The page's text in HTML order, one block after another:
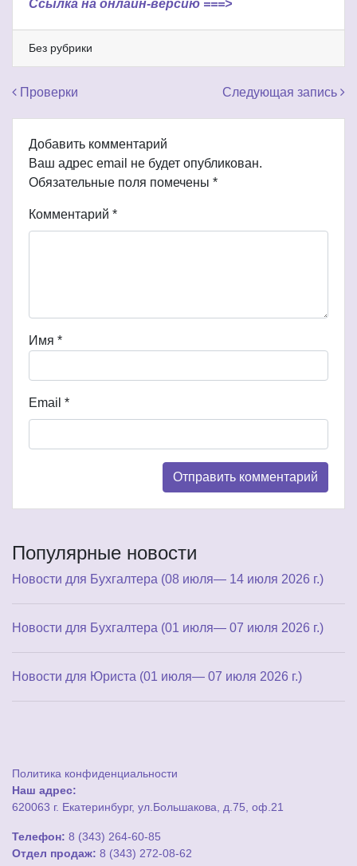
Ссылка на онлайн-версию ===>
Без рубрики
Навигация по записям
Проверки Следующая запись
Добавить комментарий
Ваш адрес email не будет опубликован.
Обязательные поля помечены *
Комментарий *
Имя *
Email *
Популярные новости
Новости для Бухгалтера (08 июля— 14 июля 2026 г.)
Новости для Бухгалтера (01 июля— 07 июля 2026 г.)
Новости для Юриста (01 июля— 07 июля 2026 г.)
Политика конфиденциальности
Наш адрес:
620063 г. Екатеринбург, ул.Большакова, д.75, оф.21
Телефон: 8 (343) 264-60-85
Отдел продаж: 8 (343) 272-08-62